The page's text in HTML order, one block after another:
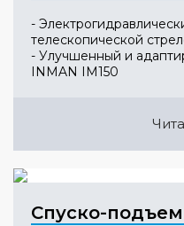
-
телескопической
- Улучшенный и
INMAN IM150
Спуско-